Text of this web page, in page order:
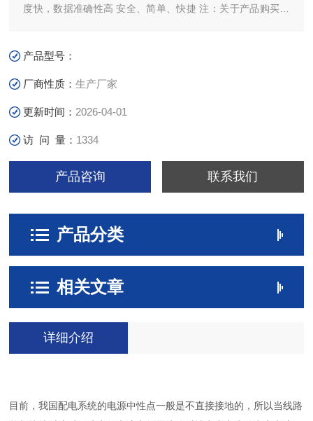
度快，数据准确性高 安全、简单、快捷 注：关于产品购买、
产品型号：
厂商性质：生产厂家
更新时间： 2026-04-01
访 问 量： 1334
产品咨询 联系我们
产品分类
相关文章
详细介绍
目前，我国配电系统的电源中性点一般是不直接接地的，所以当线路